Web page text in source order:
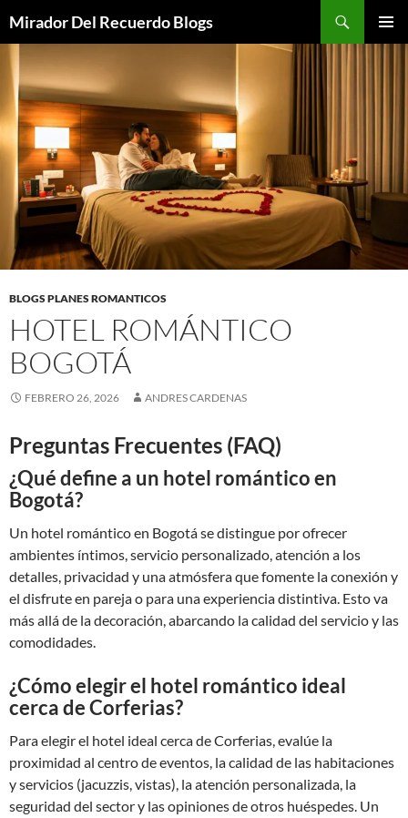
contenido
Mirador Del Recuerdo Blogs
BLOGS PLANES ROMANTICOS
HOTEL ROMÁNTICO
BOGOTÁ
FEBRERO 26, 2026 ANDRES CARDENAS
Preguntas Frecuentes (FAQ)
¿Qué define a un hotel romántico en
Bogotá?
Un hotel romántico en Bogotá se distingue por ofrecer
ambientes íntimos, servicio personalizado, atención a los
detalles, privacidad y una atmósfera que fomente la conexión y
el disfrute en pareja o para una experiencia distintiva. Esto va
más allá de la decoración, abarcando la calidad del servicio y las
comodidades.
¿Cómo elegir el hotel romántico ideal
cerca de Corferias?
Para elegir el hotel ideal cerca de Corferias, evalúe la
proximidad al centro de eventos, la calidad de las habitaciones
y servicios (jacuzzis, vistas), la atención personalizada, la
seguridad del sector y las opiniones de otros huéspedes. Un